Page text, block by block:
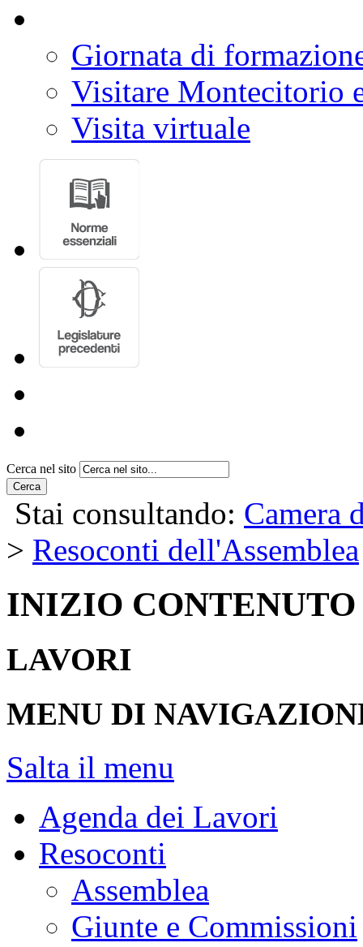
Giornata di
Visitare Montecitorio
Visita virtuale
Cerca nel sito
Cerca
Stai consultando: Camera
> Resoconti dell'Assemblea
INIZIO CONTENUTO
LAVORI
MENU DI
Salta il menu
Agenda dei Lavori
Resoconti
Assemblea
Giunte e Commissioni